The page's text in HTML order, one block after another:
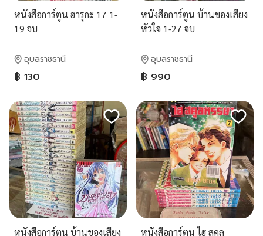
หนังสือการ์ตูน ฮารุกะ 17 1-
19 จบ
อุบลราชธานี
฿ 130
หนังสือการ์ตูน บ้านของเสียง
หัวใจ 1-27 จบ
อุบลราชธานี
฿ 990
หนังสือการ์ตูน บ้านของเสียง
หนังสือการ์ตูน ไฮ สคูล